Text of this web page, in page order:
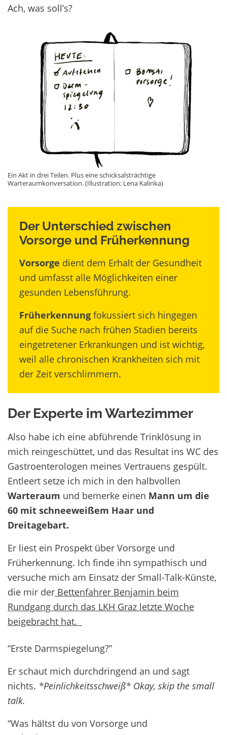
Ach, was soll’s?
Ein Akt in drei Teilen. Plus eine schicksalsträchtige
Warteraumkonversation. (Illustration: Lena Kalinka)
Der Unterschied zwischen
Vorsorge und Früherkennung
Vorsorge dient dem Erhalt der Gesundheit
und umfasst alle Möglichkeiten einer
gesunden Lebensführung.
Früherkennung fokussiert sich hingegen
auf die Suche nach frühen Stadien bereits
eingetretener Erkrankungen und ist wichtig,
weil alle chronischen Krankheiten sich mit
der Zeit verschlimmern.
Der Experte im Wartezimmer
Also habe ich eine abführende Trinklösung in
mich reingeschüttet, und das Resultat ins WC des
Gastroenterologen meines Vertrauens gespült.
Entleert setze ich mich in den halbvollen
Warteraum und bemerke einen Mann um die
60 mit schneeweißem Haar und
Dreitagebart.
Er liest ein Prospekt über Vorsorge und
Früherkennung. Ich finde ihn sympathisch und
versuche mich am Einsatz der Small-Talk-Künste,
die mir der Bettenfahrer Benjamin beim
Rundgang durch das LKH Graz letzte Woche
beigebracht hat.
“Erste Darmspiegelung?”
Er schaut mich durchdringend an und sagt
nichts. *Peinlichkeitsschweiß* Okay, skip the small
talk.
“Was hältst du von Vorsorge und